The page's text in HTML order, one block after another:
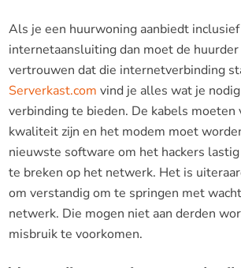
Als je een huurwoning aanbiedt inclusief
internetaansluiting dan moet de
vertrouwen dat die internetverbinding
Serverkast.com vind je alles wat je
verbinding te bieden. De kabels moeten
kwaliteit zijn en het modem moet
nieuwste software om het hackers
te breken op het netwerk. Het is
om verstandig om te springen met
netwerk. Die mogen niet aan derden
misbruik te voorkomen.